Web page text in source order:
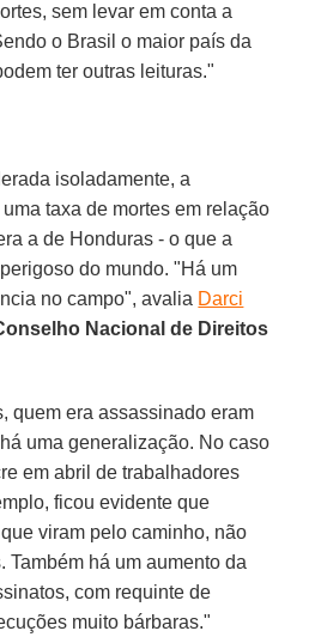
sem levar em conta a
o Brasil o maior país da
ter outras leituras."
isoladamente, a
uma taxa de mortes em relação
a de Honduras - o que a
do mundo. "Há um
no campo", avalia Darci
Nacional de Direitos
quem era assassinado eram
uma generalização. No caso
em abril de trabalhadores
ficou evidente que
viram pelo caminho, não
Também há um aumento da
com requinte de
muito bárbaras."